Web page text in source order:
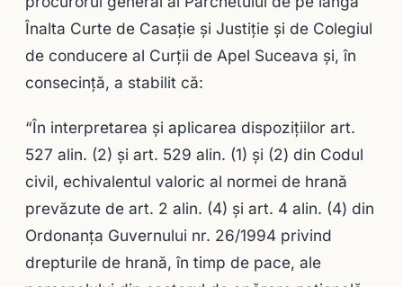
Înalta Curte de Casaţie şi Justiţie şi de Colegiul
de conducere al Curţii de Apel Suceava și, în
consecință, a stabilit că:
“În interpretarea şi aplicarea dispoziţiilor art.
527 alin. (2) şi art. 529 alin. (1) şi (2) din Codul
civil, echivalentul valoric al normei de hrană
prevăzute de art. 2 alin. (4) şi art. 4 alin. (4) din
Ordonanţa Guvernului nr. 26/1994 privind
drepturile de hrană, în timp de pace, ale